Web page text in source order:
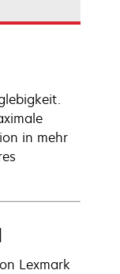
in mehr
Lexmark